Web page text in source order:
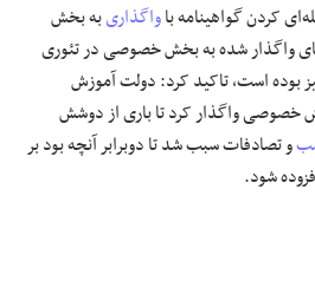
کردن گواهینامه باواگذاریبه بخش
واگذار شده به بخش خصوصی در تئوری
بوده است، تاکید کرد: دولت آموزش
خصوصی واگذار کرد تا باری از دوشش
و تصادفات سبب شد تا دوبرابر آنچه بود بر
شود.